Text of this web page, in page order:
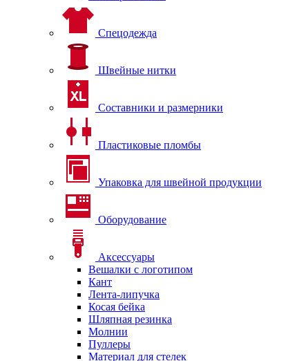
Спецодежда
Швейные нитки
Составники и размерники
Пластиковые пломбы
Упаковка для швейной продукции
Оборудование
Аксессуары
Вешалки с логотипом
Кант
Лента-липучка
Косая бейка
Шляпная резинка
Молнии
Пуллеры
Материал для стелек